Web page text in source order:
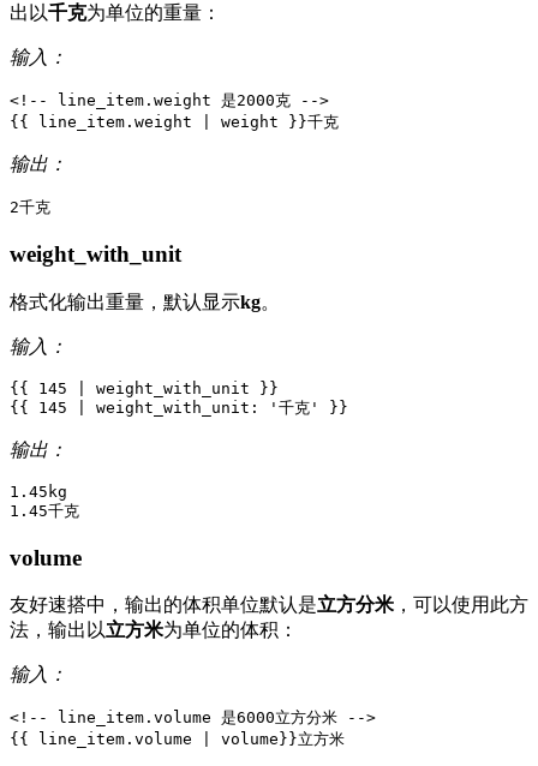
出以千克为单位的重量：
输入：
<!-- line_item.weight 是2000克 -->
{{
line_item . weight weight }}
输出：
weight_with_unit
格式化输出重量，默认显示kg。
输入：
{{ 145 weight_with_unit
}}
{{
145 weight_with_unit : ' 千克 ' }}
输出：
1.45kg
volume
友好速搭中，输出的体积单位默认是立方分米 ，可以使用此方
法，输出以立方米为单位的体积：
输入：
<!-- line_item.volume 是6000立方分米 -->
{{
line_item . volume volume }}